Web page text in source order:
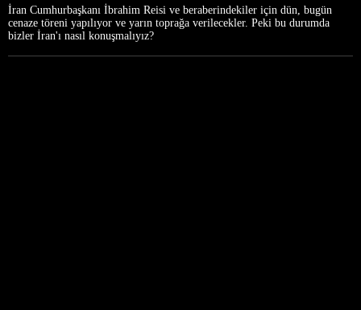
İran Cumhurbaşkanı İbrahim Reisi ve beraberindekiler için dün, bugün
cenaze töreni yapılıyor ve yarın toprağa verilecekler. Peki bu durumda
bizler İran'ı nasıl konuşmalıyız?